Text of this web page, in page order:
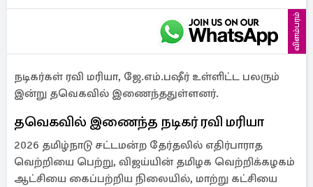
விளம்பரம்
நடிகர்கள் ரவி மரியா, ஜே.எம்.பஷீர் உள்ளிட்ட பலரும்
இன்று தவெகவில் இணைந்ததுள்ளனர்.
தவெகவில் இணைந்த நடிகர் ரவி மரியா
2026 தமிழ்நாடு சட்டமன்ற தேர்தலில் எதிர்பாராத
வெற்றியை பெற்று, விஜய்யின் தமிழக வெற்றிக்கழகம்
ஆட்சியை கைப்பற்றிய நிலையில், மாற்று கட்சியை